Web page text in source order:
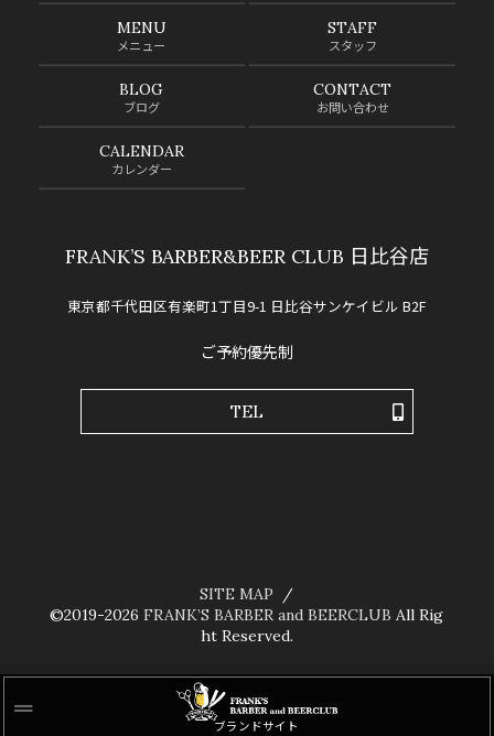
ブランドサイト
MENU
メニュー
STAFF
スタッフ
BLOG
ブログ
CONTACT
お問い合わせ
CALENDAR
カレンダー
FRANK’S BARBER&BEER CLUB 日比谷店
東京都千代田区有楽町1丁目9-1 日比谷サンケイビル B2F
ご予約優先制
TEL
SITE MAP
©2019-2026FRANK’S BARBER and BEERCLUB All Rig
ht Reserved.